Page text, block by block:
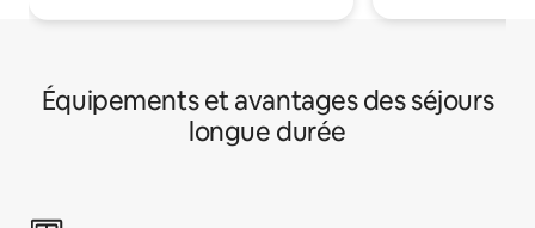
Équipements et avantages des séjours
longue durée